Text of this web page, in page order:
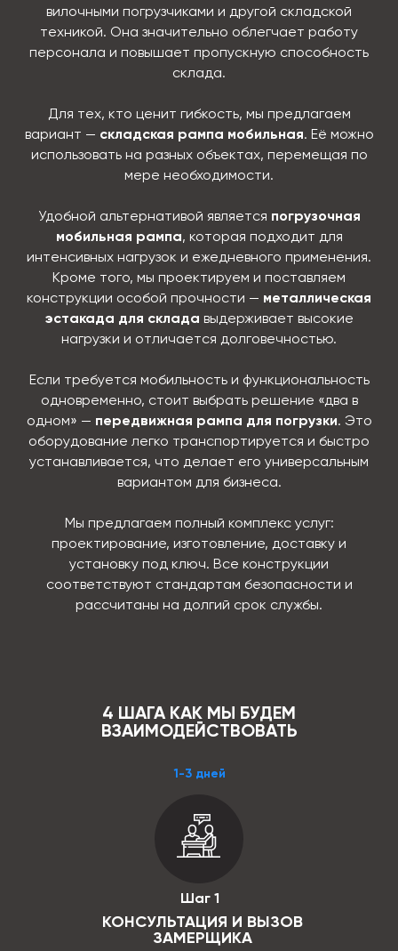
вилочными погрузчиками и другой складской
техникой. Она значительно облегчает работу
персонала и повышает пропускную способность
склада.
Для тех, кто ценит гибкость, мы предлагаем
вариант — складская рампа мобильная. Её можно
использовать на разных объектах, перемещая по
мере необходимости.
Удобной альтернативой является погрузочная
мобильная рампа, которая подходит для
интенсивных нагрузок и ежедневного применения.
Кроме того, мы проектируем и поставляем
конструкции особой прочности — металлическая
эстакада для склада выдерживает высокие
нагрузки и отличается долговечностью.
Если требуется мобильность и функциональность
одновременно, стоит выбрать решение «два в
одном» — передвижная рампа для погрузки. Это
оборудование легко транспортируется и быстро
устанавливается, что делает его универсальным
вариантом для бизнеса.
Мы предлагаем полный комплекс услуг:
проектирование, изготовление, доставку и
установку под ключ. Все конструкции
соответствуют стандартам безопасности и
рассчитаны на долгий срок службы.
4 ШАГА КАК МЫ БУДЕМ
ВЗАИМОДЕЙСТВОВАТЬ
1-3 дней
Шаг 1
КОНСУЛЬТАЦИЯ И ВЫЗОВ
ЗАМЕРЩИКА